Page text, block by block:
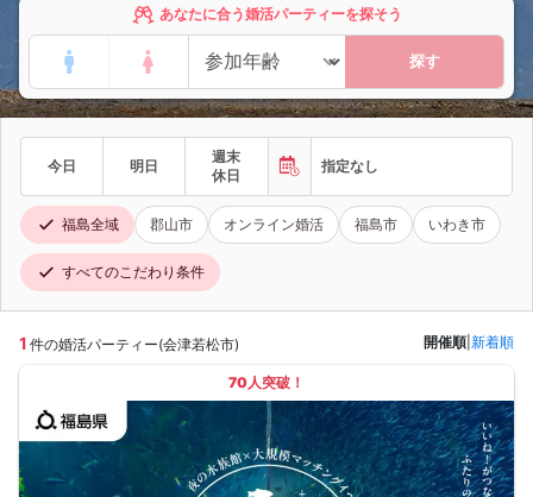
あなたに合う婚活パーティーを探そう
探す
今日 明日
週末
休日
指定なし
福島全域 郡山市 オンライン婚活 福島市 いわき市
すべてのこだわり条件
1 件の婚活パーティー(会津若松市) 開催順 新着順
70人突破！